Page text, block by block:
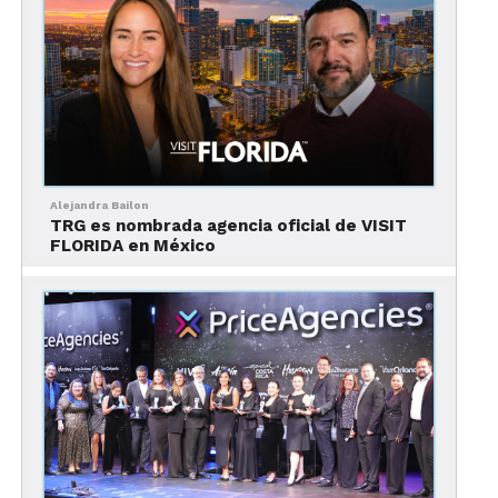
la devolución de su dinero en forma inmediata y
sin ninguna restricción.
La promoción emocional
de las campañas
Uno de los temas más importantes en esta época
del Coronavirus es, sin dudas, la promoción
Alejandra Bailon
TRG es nombrada agencia oficial de VISIT
FLORIDA en México